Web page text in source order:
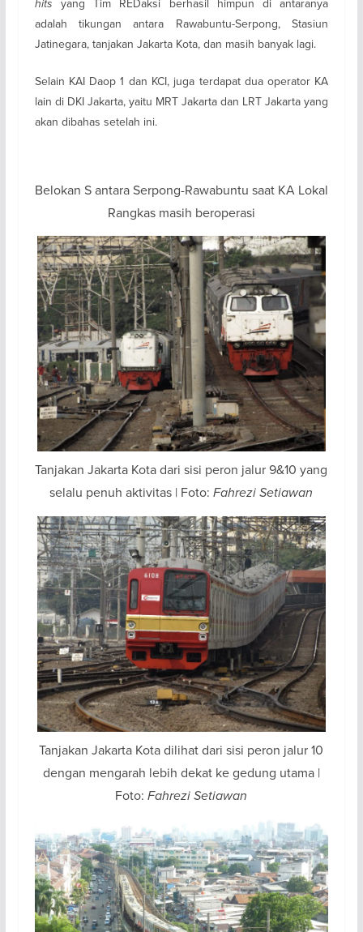
adalah tikungan antara Rawabuntu-Serpong, Stasiun
Jatinegara, tanjakan Jakarta Kota, dan masih banyak lagi.
Selain KAI Daop 1 dan KCI, juga terdapat dua operator KA
lain di DKI Jakarta, yaitu MRT Jakarta dan LRT Jakarta yang
akan dibahas setelah ini.
Belokan S antara Serpong-Rawabuntu saat KA Lokal
Rangkas masih beroperasi
Tanjakan Jakarta Kota dari sisi peron jalur 9&10 yang
selalu penuh aktivitas | Foto:Fahrezi Setiawan
Tanjakan Jakarta Kota dilihat dari sisi peron jalur 10
dengan mengarah lebih dekat ke gedung utama |
Foto:Fahrezi Setiawan